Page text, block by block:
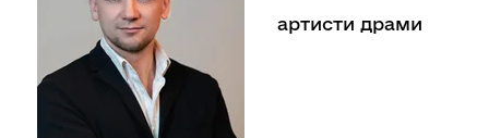
артисти драми